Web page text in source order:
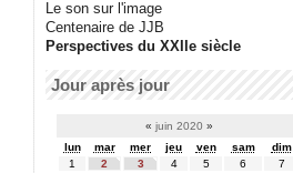
Le son sur l'image
Centenaire de JJB
Perspectives du XXIIe siècle
Jour après jour
« juin 2020 »
lun
mar mer jeu ven sam
dim
1
2 3 4 5 6
7